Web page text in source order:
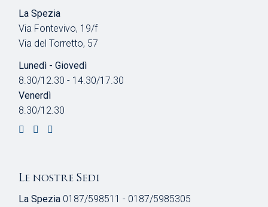
La Spezia
Via Fontevivo, 19/f
Via del Torretto, 57
Lunedì - Giovedì
8.30/12.30 - 14.30/17.30
Venerdì
8.30/12.30
Le nostre Sedi
La Spezia 0187/598511 - 0187/5985305